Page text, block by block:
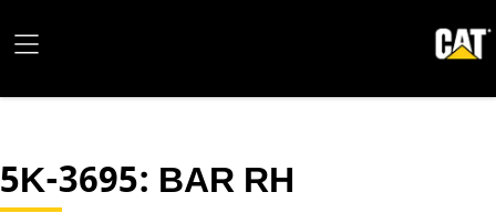
5K-3695: BAR RH